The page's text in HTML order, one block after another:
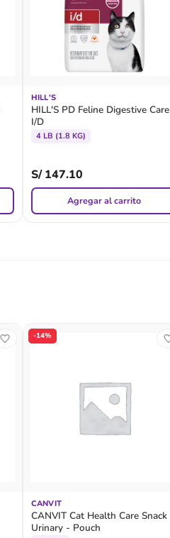
HILL'S
HILL'S PD Feline Digestive Care
I/D
4 LB (1.8 KG)
S/147.10
Agregar al carrito
-14%
CANVIT
CANVIT Cat Health Care Snack
Urinary - Pouch